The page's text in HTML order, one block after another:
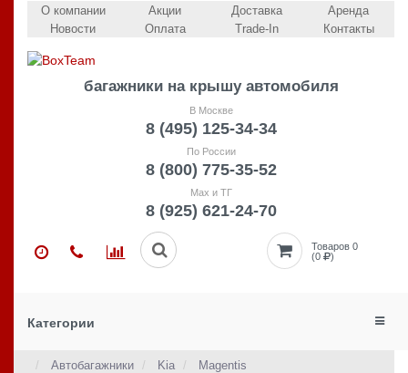
О компании
Новости
Акции
Оплата
Доставка
Trade-In
Аренда
Контакты
багажники на крышу автомобиля
В Москве
8 (495) 125-34-34
По России
8 (800) 775-35-52
Max и ТГ
8 (925) 621-24-70
Товаров 0
(0
)
Категории
Автобагажники Kia Magentis